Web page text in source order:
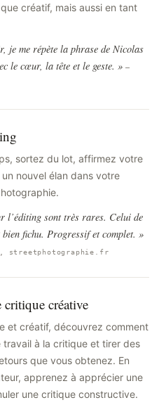
créatif, mais aussi en tant
je me répète la phrase de Nicolas
le cœur, la tête et le geste. » —
sortez du lot, affirmez votre
nouvel élan dans votre
l’éditing sont très rares. Celui de
fichu. Progressif et complet. »
streetphotographie.fr
créative
et créatif, découvrez comment
travail à la critique et tirer des
que vous obtenez. En
apprenez à apprécier une
une critique constructive.